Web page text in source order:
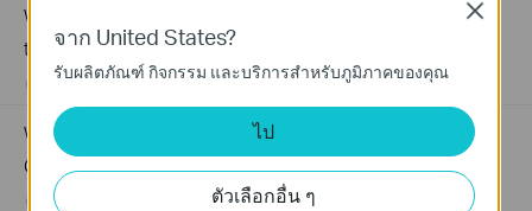
What Can I Do If My PC Is Not Working When Connected
to a TP-Link Unmanaged Switch?
07-16-2026 317015views
What Can I Do If My PC Has Slow Network Speed When
Connected to an Unmanaged Switch?
07-16-2026 359119views
จาก United States?
รับผลิตภัณฑ์ กิจกรรม และบริการสำหรับภูมิภาคของคุณ
ไป
ตัวเลือกอื่น ๆ
Close